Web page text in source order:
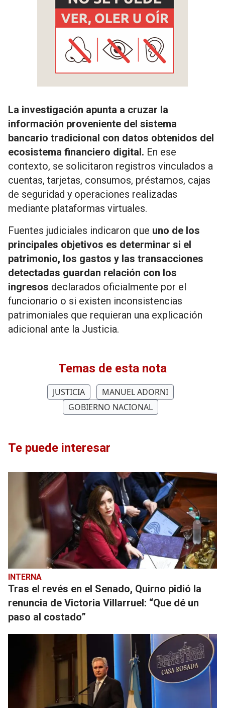
La investigación apunta a cruzar la
información proveniente del sistema
bancario tradicional con datos obtenidos del
ecosistema financiero digital. En ese
contexto, se solicitaron registros vinculados a
cuentas, tarjetas, consumos, préstamos, cajas
de seguridad y operaciones realizadas
mediante plataformas virtuales.
Fuentes judiciales indicaron que uno de los
principales objetivos es determinar si el
patrimonio, los gastos y las transacciones
detectadas guardan relación con los
ingresos declarados oficialmente por el
funcionario o si existen inconsistencias
patrimoniales que requieran una explicación
adicional ante la Justicia.
Temas de esta nota
JUSTICIA
MANUEL ADORNI
GOBIERNO NACIONAL
Te puede interesar
INTERNA
Tras el revés en el Senado, Quirno pidió la
renuncia de Victoria Villarruel: “Que dé un
paso al costado”